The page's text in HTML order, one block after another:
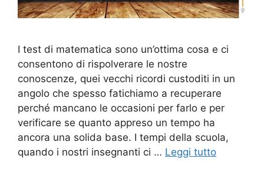
I test di matematica sono un’ottima cosa e ci
consentono di rispolverare le nostre
conoscenze, quei vecchi ricordi custoditi in un
angolo che spesso fatichiamo a recuperare
perché mancano le occasioni per farlo e per
verificare se quanto appreso un tempo ha
ancora una solida base. I tempi della scuola,
quando i nostri insegnanti ci … Leggi tutto